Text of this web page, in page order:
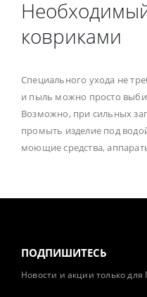
ковриками
Специального ухода не
и пыль можно просто
Возможно, при сильных
промыть изделие под
моющие средства,
ПОДПИШИТЕСЬ
Новости и акции только для